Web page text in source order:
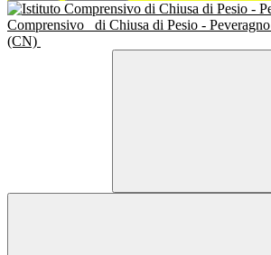
Comprensivo
di Chiusa di Pesio - Peveragno
(CN)